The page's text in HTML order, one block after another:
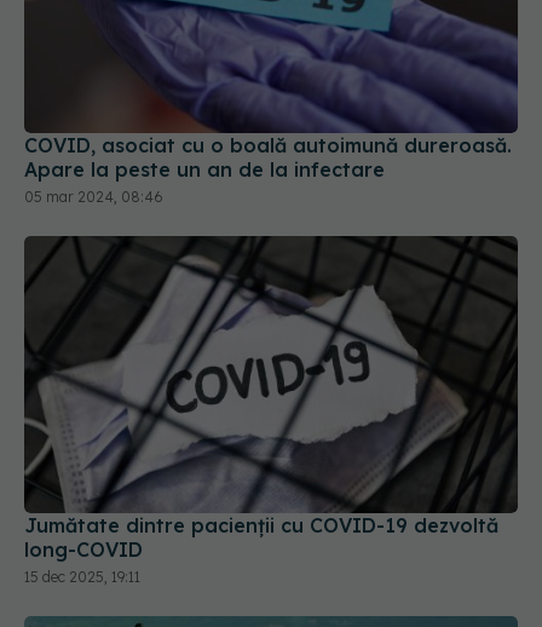
COVID, asociat cu o boală autoimună dureroasă.
Apare la peste un an de la infectare
05 mar 2024, 08:46
Jumătate dintre pacienții cu COVID-19 dezvoltă
long-COVID
15 dec 2025, 19:11